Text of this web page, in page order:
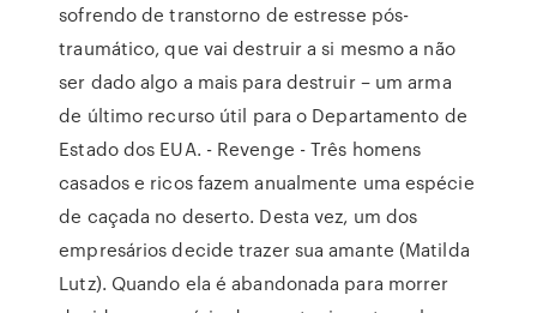
sofrendo de transtorno de estresse pós-
traumático, que vai destruir a si mesmo a não
ser dado algo a mais para destruir – um arma
de último recurso útil para o Departamento de
Estado dos EUA. - Revenge - Três homens
casados e ricos fazem anualmente uma espécie
de caçada no deserto. Desta vez, um dos
empresários decide trazer sua amante (Matilda
Lutz). Quando ela é abandonada para morrer